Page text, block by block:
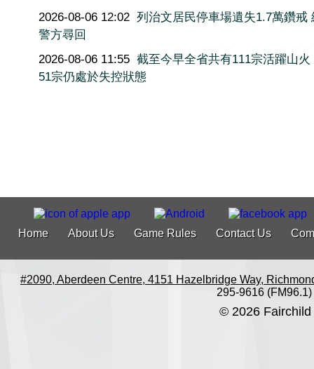
2026-08-06 12:02 列治文居民停車場遺失1.7萬鑽戒
警方尋回
2026-08-06 11:55 截至今早全省共有111宗活躍山火
51宗仍處於失控狀態
Home About Us Game Rules Contact Us
#2090, Aberdeen Centre, 4151 Hazelbridge Way,
295-9616 (FM96.1)
© 2026 Fairchild